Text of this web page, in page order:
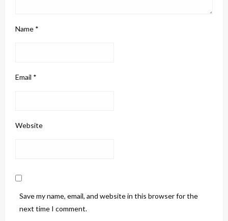
Name *
Email *
Website
Save my name, email, and website in this browser for the
next time I comment.